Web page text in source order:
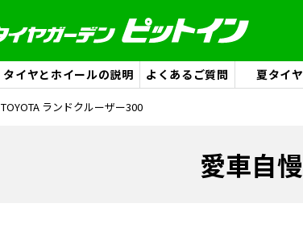
タイヤとホイールの説明 よくあるご質問 夏タイヤ
TOYOTA ランドクルーザー300
愛車自慢